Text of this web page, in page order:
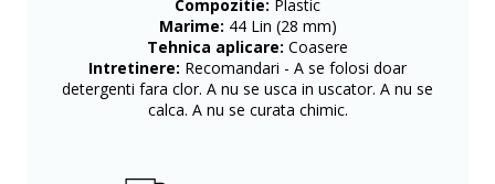
Compozitie: Plastic
Marime: 44 Lin (28 mm)
Tehnica aplicare: Coasere
Intretinere: Recomandari - A se folosi doar
detergenti fara clor. A nu se usca in uscator. A nu se
calca. A nu se curata chimic.